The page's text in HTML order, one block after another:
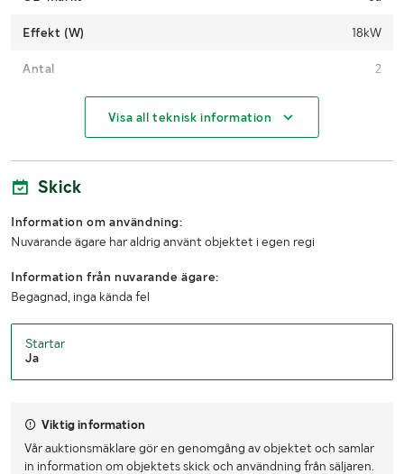
Effekt (W) 18kW
Antal 2
Längd (mm)
Bredd (mm)
Vikt (kg)
Visa all teknisk information
Skick
Information om användning:
Nuvarande ägare har aldrig använt objektet i egen regi
Information från nuvarande ägare:
Begagnad, inga kända fel
Startar
Ja
Viktig information
Vår auktionsmäklare gör en genomgång av objektet och samlar
in information om objektets skick och användning från säljaren.